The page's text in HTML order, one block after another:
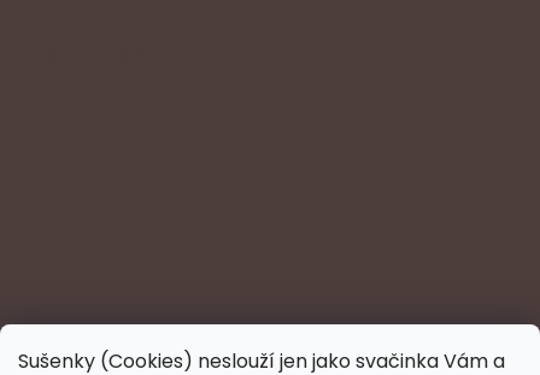
Sušenky (Cookies) neslouží jen jako svačinka Vám a